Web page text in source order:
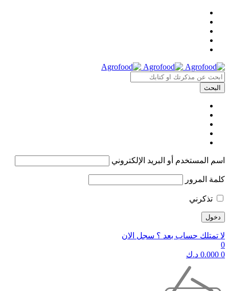
اسم المستخدم أو البريد الإلكتروني
كلمة المرور
تذكرني
لا تمتلك حساب بعد ؟ سجل الان
0
0
0.000 د.ك